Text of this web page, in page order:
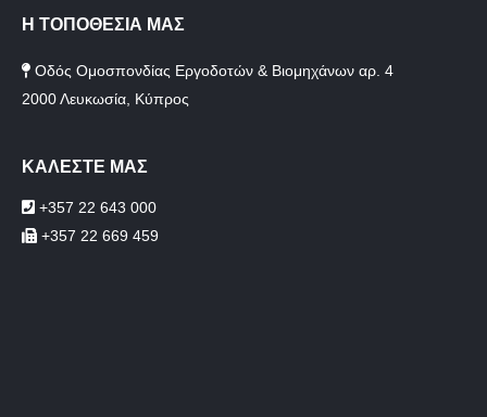
Η ΤΟΠΟΘΕΣΙΑ ΜΑΣ
Οδός Ομοσπονδίας Εργοδοτών & Βιομηχάνων αρ. 4
2000 Λευκωσία, Κύπρος
ΚΑΛΕΣΤΕ ΜΑΣ
+357 22 643 000
+357 22 669 459